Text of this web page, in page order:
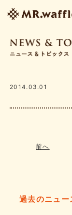
2014.03.01
前へ
過去のニュー